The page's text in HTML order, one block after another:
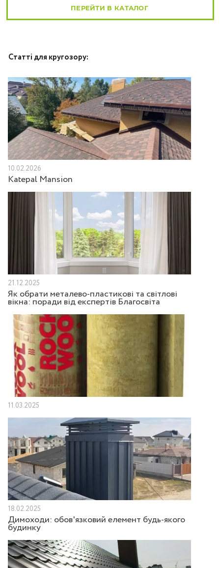
ПЕРЕЙТИ В КАТАЛОГ
Статті для кругозору:
10.02.2026
Katepal Mansion
21.12.2025
Як обрати металево-пластикові та світлові
вікна: поради від експертів Благосвіта
11.03.2025
18.02.2025
Димоходи: обов'язковий елемент будь-якого
будинку